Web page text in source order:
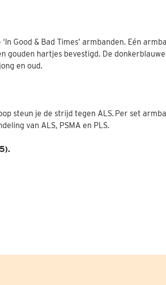
Good & Bad Times’ armbanden. Eén
gouden hartjes bevestigd. De
en oud.
steun je de strijd tegen ALS. Per set
van ALS, PSMA en PLS.